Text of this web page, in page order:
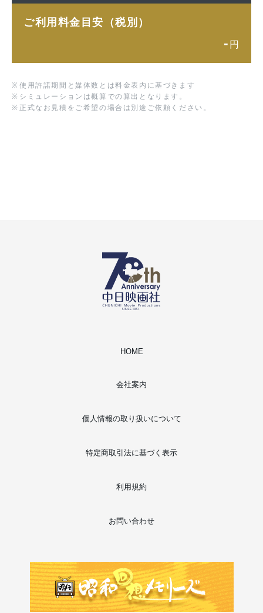
ご利用料金目安（税別）
- 円
※ 使用許諾期間と媒体数とは料金表内に基づきます
※ シミュレーションは概算での算出となります。
※ 正式なお見積をご希望の場合は別途ご依頼ください。
HOME
会社案内
個人情報の取り扱いについて
特定商取引法に基づく表示
利用規約
お問い合わせ